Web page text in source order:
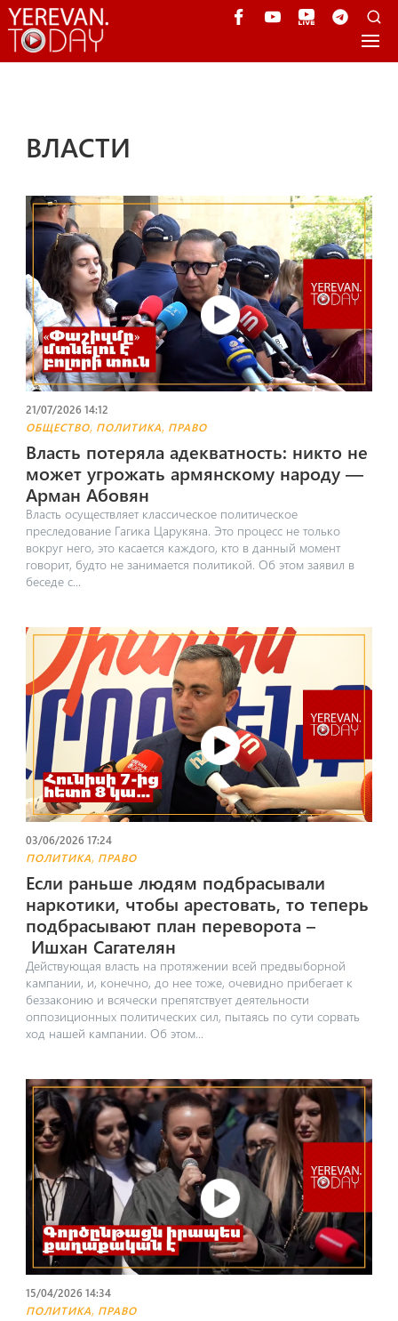
ВЛАСТИ
21/07/2026 14:12
ОБЩЕСТВО, ПОЛИТИКА, ПРАВО
Власть потеряла адекватность: никто не
может угрожать армянскому народу —
Арман Абовян
Власть осуществляет классическое политическое
преследование Гагика Царукяна. Это процесс не только
вокруг него, это касается каждого, кто в данный момент
говорит, будто не занимается политикой. Об этом заявил в
беседе с...
03/06/2026 17:24
ПОЛИТИКА, ПРАВО
Если раньше людям подбрасывали
наркотики, чтобы арестовать, то теперь
подбрасывают план переворота –
Ишхан Сагателян
​Действующая власть на протяжении всей предвыборной
кампании, и, конечно, до нее тоже, очевидно прибегает к
беззаконию и всячески препятствует деятельности
оппозиционных политических сил, пытаясь по сути сорвать
ход нашей кампании. Об этом...
15/04/2026 14:34
ПОЛИТИКА, ПРАВО